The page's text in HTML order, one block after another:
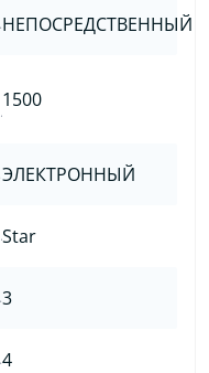
НЕПОСРЕДСТВЕННЫЙ
1500
ЭЛЕКТРОННЫЙ
Star
3
4